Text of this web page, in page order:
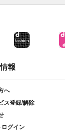
報
へ
ス登録/解除
グイン